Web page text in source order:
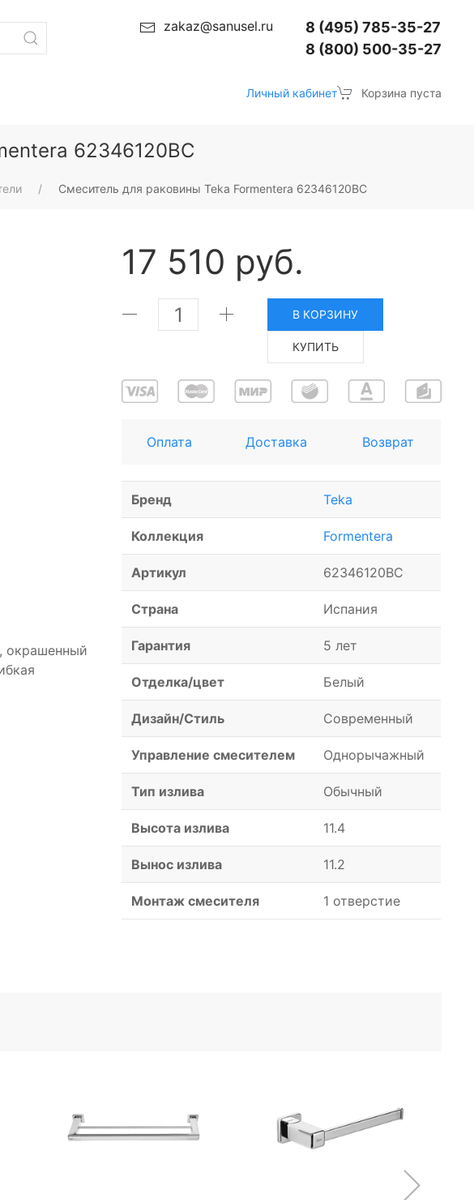
zakaz@sanusel.ru
8 (495) 785-35-27
8 (800) 500-35-27
Личный кабинет Корзина пуста
62346120BC
Смеситель для раковины Teka Formentera 62346120BC
окрашенный
17 510 руб.
В КОРЗИНУ
КУПИТЬ
Оплата Доставка Возврат
Бренд Teka
Коллекция Formentera
Артикул 62346120BC
Страна Испания
Гарантия 5 лет
Отделка/цвет Белый
Дизайн/Стиль Современный
Управление смесителем Однорычажный
Тип излива Обычный
Высота излива 11.4
Вынос излива 11.2
Монтаж смесителя 1 отверстие